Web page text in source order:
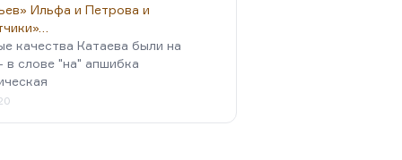
Ильфа и Петрова и
качества Катаева были на
в слове "на" апшибка